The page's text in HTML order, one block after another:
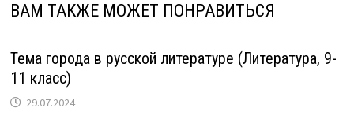
ВАМ ТАКЖЕ МОЖЕТ ПОНРАВИТЬСЯ
Тема города в русской литературе (Литература, 9-
11 класс)
29.07.2024